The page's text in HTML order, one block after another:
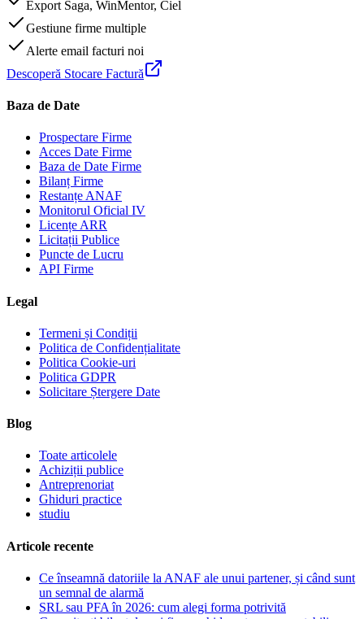
Export Saga, WinMentor, Ciel
Gestiune firme multiple
Alerte email facturi noi
Descoperă Stocare Factură
Baza de Date
Prospectare Firme
Acces Date Firme
Baza de Date Firme
Bilanț Firme
Restanțe ANAF
Monitorul Oficial IV
Licențe ARR
Licitații Publice
Puncte de Lucru
API Firme
Legal
Termeni și Condiții
Politica de Confidențialitate
Politica Cookie-uri
Politica GDPR
Solicitare Ștergere Date
Blog
Toate articolele
Achiziții publice
Antreprenoriat
Ghiduri practice
studiu
Articole recente
Ce înseamnă datoriile la ANAF ale unui partener, și când sunt
un semnal de alarmă
SRL sau PFA în 2026: cum alegi forma potrivită